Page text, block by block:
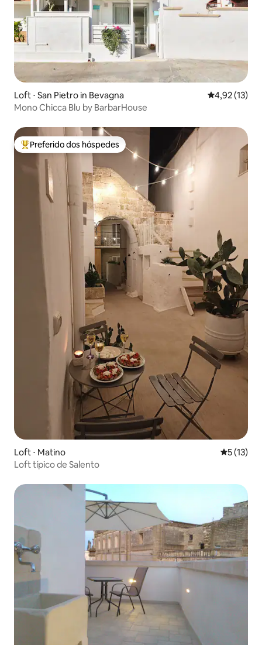
Loft ⋅ San Pietro in Bevagna 4,92 de uma
4,92 (13)
Mono Chicca Blu by BarbarHouse
Entre os melhores preferidos dos hóspedes
Preferido dos hóspedes
Loft ⋅ Matino 5 de uma
5 (13)
Loft típico de Salento